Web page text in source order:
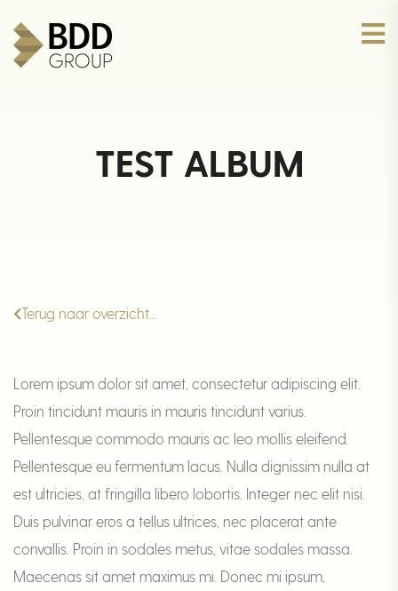
TEST ALBUM
Terug naar overzicht...
Lorem ipsum dolor sit amet, consectetur adipiscing elit.
Proin tincidunt mauris in mauris tincidunt varius.
Pellentesque commodo mauris ac leo mollis eleifend.
Pellentesque eu fermentum lacus. Nulla dignissim nulla at
est ultricies, at fringilla libero lobortis. Integer nec elit nisi.
Duis pulvinar eros a tellus ultrices, nec placerat ante
convallis. Proin in sodales metus, vitae sodales massa.
Maecenas sit amet maximus mi. Donec mi ipsum,